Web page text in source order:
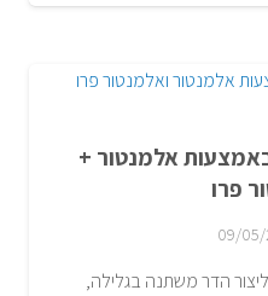
אלמנטור +
פרו
09/05/
הדר משתנה בגלילה,